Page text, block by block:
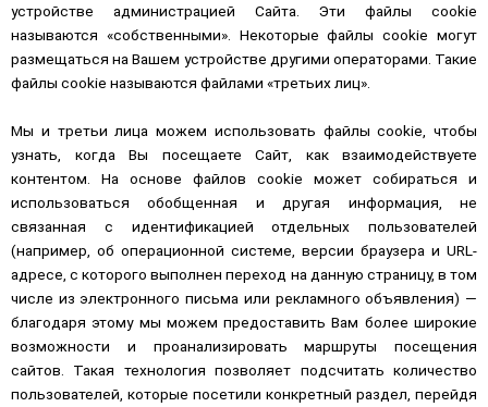
устройстве администрацией Сайта. Эти файлы cookie
называются «собственными». Некоторые файлы cookie могут
размещаться на Вашем устройстве другими операторами. Такие
файлы cookie называются файлами «третьих лиц».
Мы и третьи лица можем использовать файлы cookie, чтобы
узнать, когда Вы посещаете Сайт, как взаимодействуете
контентом. На основе файлов cookie может собираться и
использоваться обобщенная и другая информация, не
связанная с идентификацией отдельных пользователей
(например, об операционной системе, версии браузера и URL-
адресе, с которого выполнен переход на данную страницу, в том
числе из электронного письма или рекламного объявления) —
благодаря этому мы можем предоставить Вам более широкие
возможности и проанализировать маршруты посещения
сайтов. Такая технология позволяет подсчитать количество
пользователей, которые посетили конкретный раздел, перейдя